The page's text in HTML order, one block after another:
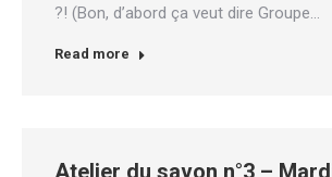
?! (Bon, d’abord ça veut dire Groupe…
Read more
Atelier du savon n°3 –